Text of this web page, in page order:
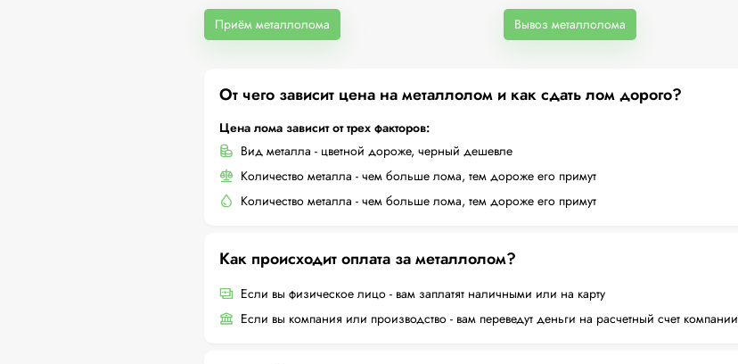
Приём металлолома Вывоз металлолома
От чего зависит цена на металлолом и как сдать лом дорого?
Цена лома зависит от трех факторов:
Вид металла - цветной дороже, черный дешевле
Количество металла - чем больше лома, тем дороже его примут
Количество металла - чем больше лома, тем дороже его примут
Как происходит оплата за металлолом?
Если вы физическое лицо - вам заплатят наличными или на карту
Если вы компания или производство - вам переведут деньги на расчетный счет компании